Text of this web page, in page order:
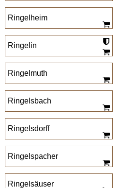
Ringelheim
Ringelin
Ringelmuth
Ringelsbach
Ringelsdorff
Ringelspacher
Ringelsäuser